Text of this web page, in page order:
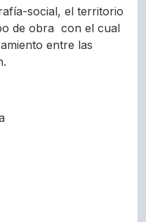
social, el territorio
de obra con el cual
entre las